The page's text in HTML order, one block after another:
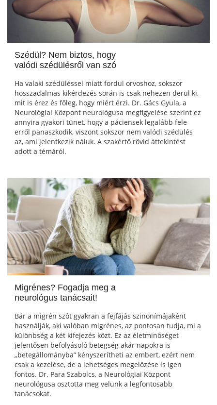
Szédül? Nem biztos, hogy
valódi szédülésről van szó
Ha valaki szédüléssel miatt fordul orvoshoz, sokszor
hosszadalmas kikérdezés során is csak nehezen derül ki,
mit is érez és főleg, hogy miért érzi. Dr. Gács Gyula, a
Neurológiai Központ neurológusa megfigyelése szerint ez
annyira gyakori tünet, hogy a páciensek legalább fele
erről panaszkodik, viszont sokszor nem valódi szédülés
az, ami jelentkezik náluk. A szakértő rövid áttekintést
adott a témáról.
Migrénes? Fogadja meg a
neurológus tanácsait!
Bár a migrén szót gyakran a fejfájás szinonímájaként
használják, aki valóban migrénes, az pontosan tudja, mi a
különbség a két kifejezés közt. Ez az életminőséget
jelentősen befolyásoló betegség akár napokra is
„betegállományba” kényszerítheti az embert, ezért nem
csak a kezelése, de a lehetséges megelőzése is igen
fontos. Dr. Para Szabolcs, a Neurológiai Központ
neurológusa osztotta meg velünk a legfontosabb
tanácsokat.